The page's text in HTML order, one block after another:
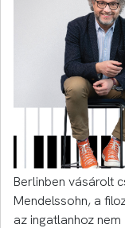
Berlinben vásárolt
Mendelssohn, a
az ingatlanhoz